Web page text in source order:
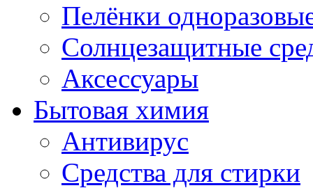
Пелёнки
Солнцезащитные
Аксессуары
Бытовая химия
Антивирус
Средства для стирки